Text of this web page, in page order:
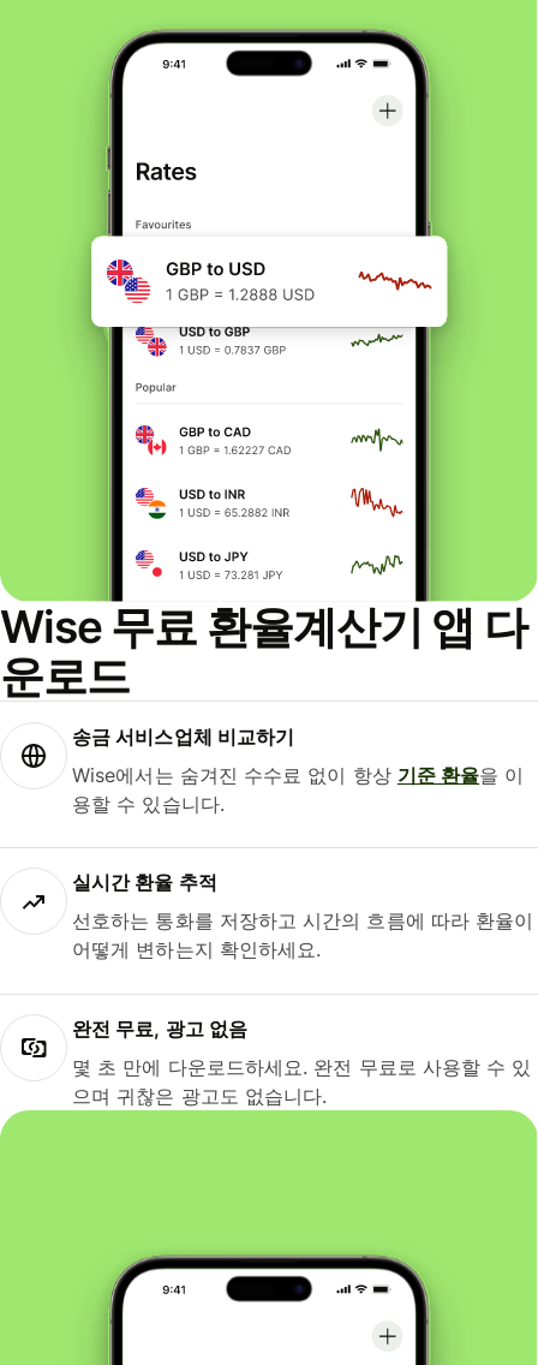
Wise 무료 환율계산기 앱 다
운로드
송금 서비스업체 비교하기
Wise에서는 숨겨진 수수료 없이 항상 기준 환율을 이
용할 수 있습니다.
실시간 환율 추적
선호하는 통화를 저장하고 시간의 흐름에 따라 환율이
어떻게 변하는지 확인하세요.
완전 무료, 광고 없음
몇 초 만에 다운로드하세요. 완전 무료로 사용할 수 있
으며 귀찮은 광고도 없습니다.